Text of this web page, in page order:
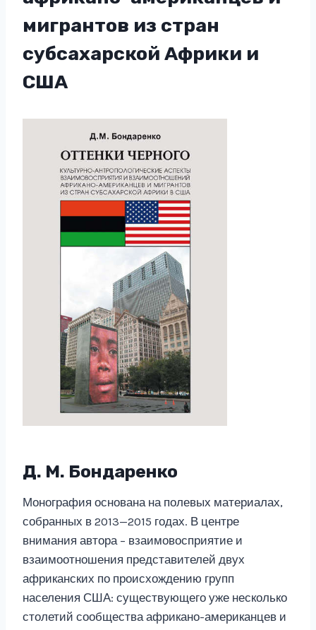
мигрантов из стран
субсахарской Африки и
США
Д. М. Бондаренко
Монография основана на полевых материалах,
собранных в 2013—2015 годах. В центре
внимания автора – взаимовосприятие и
взаимоотношения представителей двух
африканских по происхождению групп
населения США: существующего уже несколько
столетий сообщества африкано-американцев и